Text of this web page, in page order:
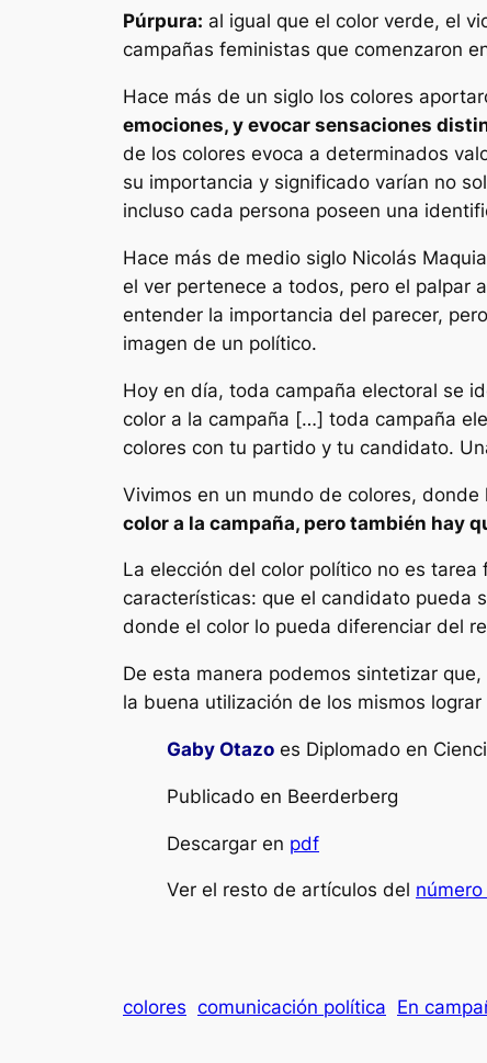
Púrpura: al igual que el color verde, el
campañas feministas que comenzaron
Hace más de un siglo los colores
emociones, y evocar sensaciones
de los colores evoca a determinados
su importancia y significado varían no
incluso cada persona poseen una
Hace más de medio siglo Nicolás
el ver pertenece a todos, pero el palpar
entender la importancia del parecer,
imagen de un político.
Hoy en día, toda campaña electoral se
color a la campaña […] toda campaña
colores con tu partido y tu candidato.
Vivimos en un mundo de colores,
color a la campaña, pero también hay
La elección del color político no es
características: que el candidato pueda
donde el color lo pueda diferenciar del
De esta manera podemos sintetizar
la buena utilización de los mismos
Gaby Otazo es Diplomado en
Publicado en Beerderberg
Descargar en pdf
Ver el resto de artículos del número
colores comunicación política En